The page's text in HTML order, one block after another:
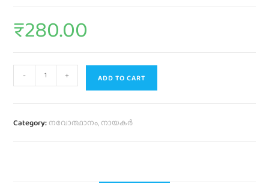
₹280.00
- + ADD TO CART
Category: നവോത്ഥാനം, നായകർ